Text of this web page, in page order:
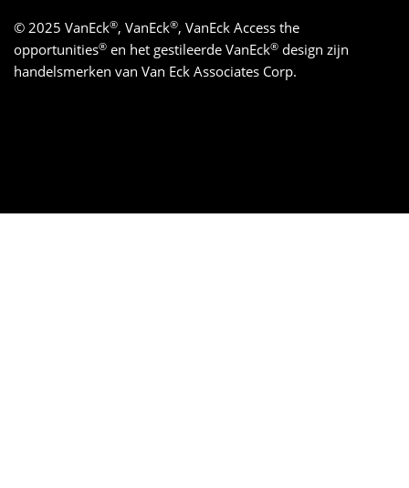
© 2025 VanEck®, VanEck®, VanEck Access the
opportunities® en het gestileerde VanEck® design zijn
handelsmerken van Van Eck Associates Corp.